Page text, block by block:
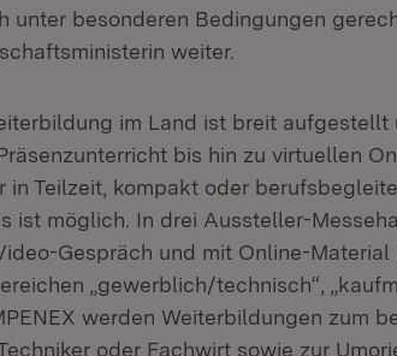
unter besonderen Bedingungen
weiter.
im Land ist breit aufgestellt
bis hin zu virtuellen
in Teilzeit, kompakt oder
ist möglich. In drei Aussteller-
Gespräch und mit Online-Material
„gewerblich/technisch“,
werden Weiterbildungen zum
oder Fachwirt sowie zur